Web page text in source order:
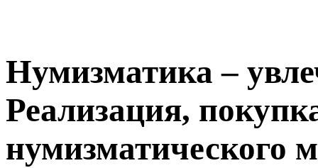
Нумизматика –
Реализация,
нумизматического